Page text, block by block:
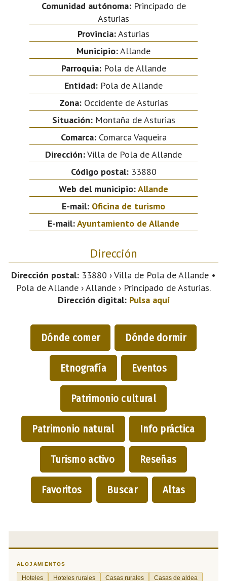
Comunidad autónoma:Principado de
Asturias
Provincia:Asturias
Municipio:Allande
Parroquia:Pola de Allande
Entidad: Pola de Allande
Zona:Occidente de Asturias
Situación:Montaña de Asturias
Comarca:Comarca Vaqueira
Dirección:Villa de Pola de Allande
Código postal:33880
Web del municipio:Allande
E-mail: Oficina de turismo
E-mail:Ayuntamiento de Allande
Dirección
Dirección postal: 33880 › Villa de Pola de Allande •
Pola de Allande › Allande › Principado de Asturias.
Dirección digital: Pulsa aquí
Dónde comer Dónde dormir
Etnografía Eventos
Patrimonio cultural
Patrimonio natural Info práctica
Turismo activo Reseñas
Favoritos Buscar Altas